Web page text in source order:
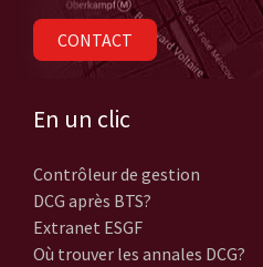
CONTACT
En un clic
Contrôleur de gestion
DCG après BTS?
Extranet ESGF
Où trouver les annales DCG?